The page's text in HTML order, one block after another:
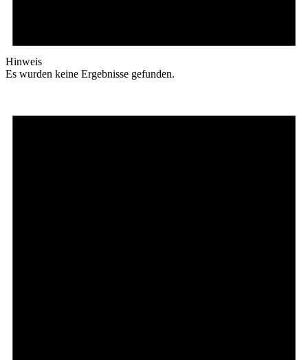
Hinweis
Es wurden keine Ergebnisse gefunden.